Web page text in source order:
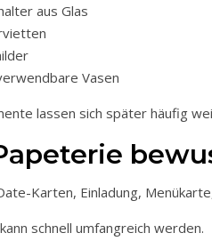
aus Glas
Vasen
lassen sich später häufig
Karten, Einladung,
schnell umfangreich werden.